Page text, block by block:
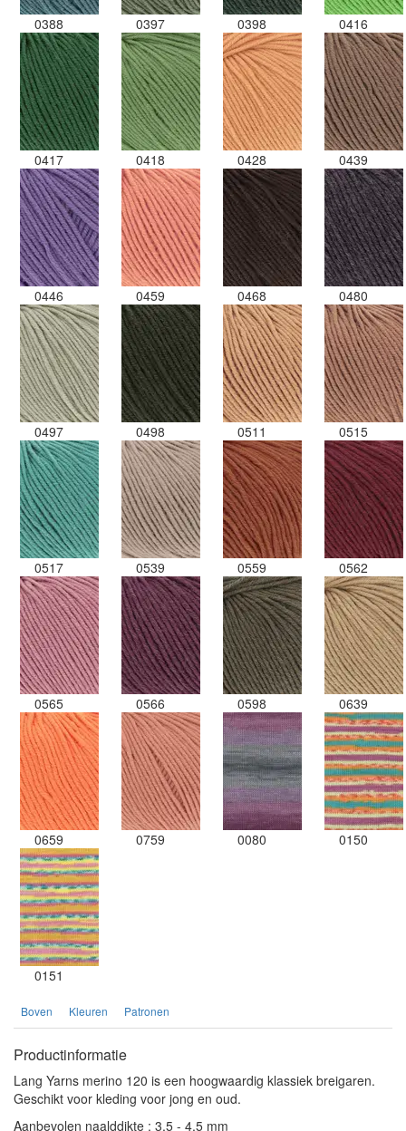
0388 0397 0398 0416
0417 0418 0428 0439
0446 0459 0468 0480
0497 0498 0511 0515
0517 0539 0559 0562
0565 0566 0598 0639
0659 0759 0080 0150
0151
Boven Kleuren Patronen
Productinformatie
Lang Yarns merino 120 is een hoogwaardig klassiek breigaren.
Geschikt voor kleding voor jong en oud.
Aanbevolen naalddikte : 3,5 - 4,5 mm